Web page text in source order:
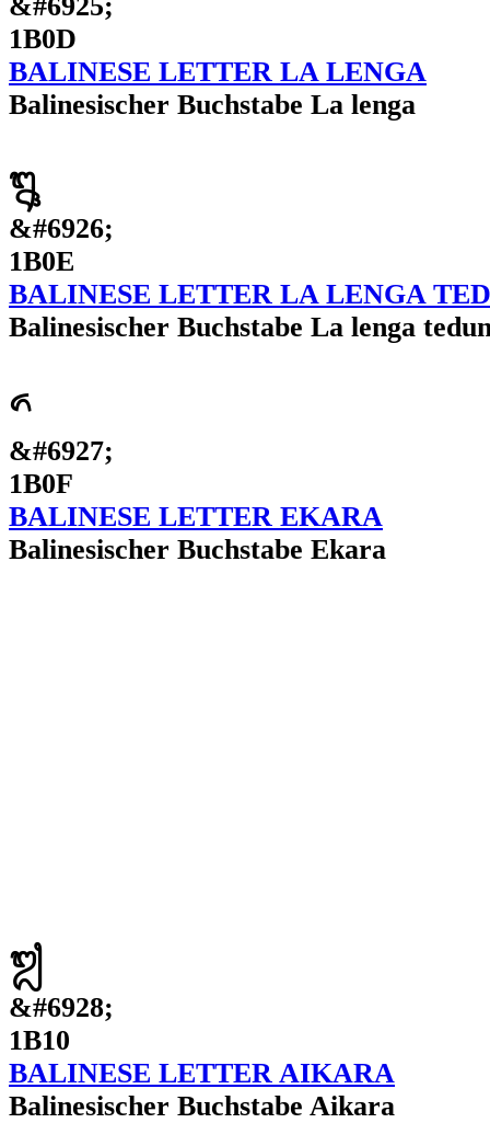
1B0D
BALINESE LETTER LA LENGA
Balinesischer Buchstabe La lenga
ᬎ
&#6926;
1B0E
BALINESE LETTER LA LENGA
Balinesischer Buchstabe La lenga
ᬏ
&#6927;
1B0F
BALINESE LETTER EKARA
Balinesischer Buchstabe Ekara
ᬐ
&#6928;
1B10
BALINESE LETTER AIKARA
Balinesischer Buchstabe Aikara